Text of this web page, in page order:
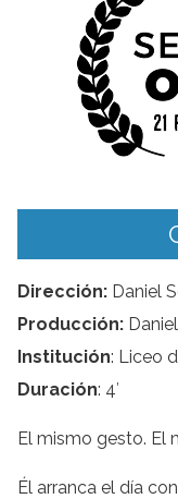
Dirección: Daniel
Producción:
Institución: Liceo
Duración: 4′
El mismo gesto. El
Él arranca el día